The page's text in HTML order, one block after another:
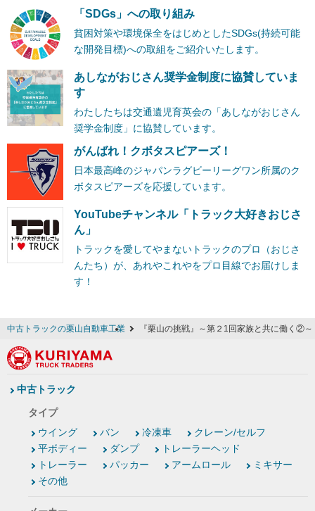
「SDGs」への取り組み
貧困対策や環境保全をはじめとしたSDGs(持続可能
な開発目標)への取組をご紹介いたします。
あしながおじさん奨学金制度に協賛していま
す
わたしたちは交通遺児育英会の「あしながおじさん
奨学金制度」に協賛しています。
がんばれ！クボタスピアーズ！
日本最高峰のジャパンラグビーリーグワン所属のク
ボタスピアーズを応援しています。
YouTubeチャンネル「トラック大好きおじさ
ん」
トラックを愛してやまないトラックのプロ（おじさ
んたち）が、あれやこれやをプロ目線でお届けしま
す！
中古トラックの栗山自動車工業 『栗山の挑戦』～第２1回家族と共に働く②
中古トラック
タイプ
ウイング
バン 冷凍車
クレーン/セルフ
平ボディー
ダンプ
トレーラーヘッド
トレーラー
パッカー アームロール
ミキサー
その他